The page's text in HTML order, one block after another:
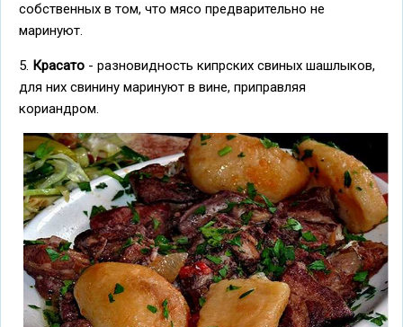
собственных в том, что мясо предварительно не
маринуют.
5. Красато - разновидность кипрских свиных шашлыков,
для них свинину маринуют в вине, приправляя
кориандром.